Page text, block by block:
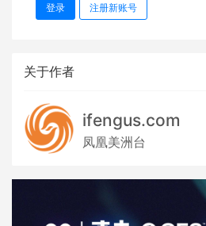
登录 注册新账号
关于作者
ifengus.com
凤凰美洲台